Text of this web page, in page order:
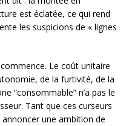
est éclatée, ce qui rend
les suspicions de « lignes
Le coût unitaire
de la furtivité, de la
“consommable” n’a pas le
Tant que ces curseurs
une ambition de